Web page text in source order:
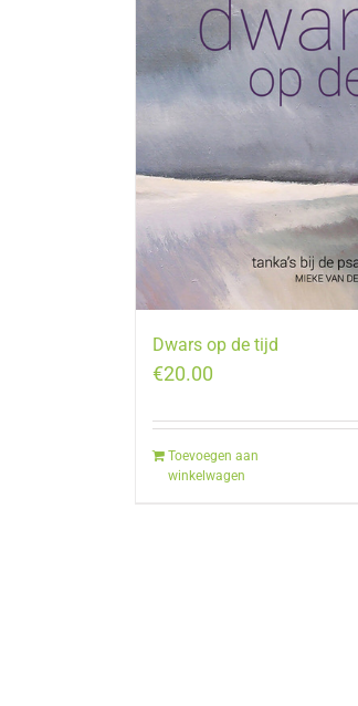
Dwars op de tijd
€20.00
Toevoegen aan
winkelwagen